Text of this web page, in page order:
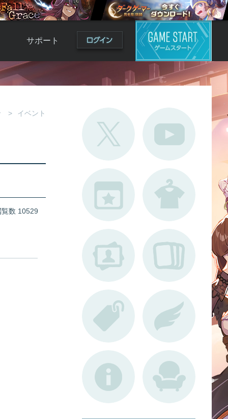
サポート
よくある質問
不具合対応状況
イベント
覧数 10529